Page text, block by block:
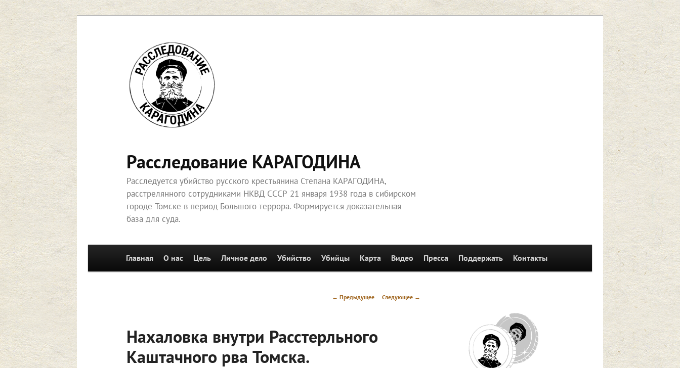
Перейти
к
основному
содержимому
Расследование КАРАГОДИНА
Расследуется убийство русского крестьянина Степана КАРАГОДИНА,
расстрелянного сотрудниками НКВД СССР 21 января 1938 года в сибирском
городе Томске в период Большого террора. Формируется доказательная
база для суда.
Перейти к основному содержимому
Главная О нас Цель Личное дело Убийство Убийцы Карта Видео Пресса Поддержать Контакты
Навигация
← Предыдущее Следующее →
Нахаловка внутри Расстерльного
Каштачного рва Томска.